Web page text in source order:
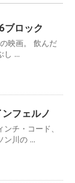
ロック
映画。 飲んだ
し ...
フェルノ
チ・コード、
ン川の ...